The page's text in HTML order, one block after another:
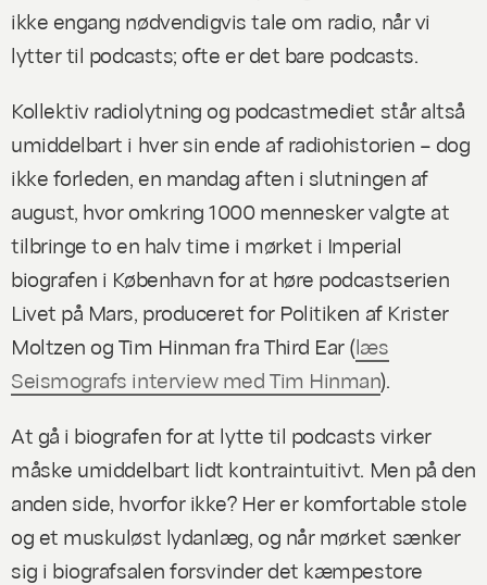
ikke engang nødvendigvis tale om radio, når vi
lytter til podcasts; ofte er det bare podcasts.
Kollektiv radiolytning og podcastmediet står altså
umiddelbart i hver sin ende af radiohistorien – dog
ikke forleden, en mandag aften i slutningen af
august, hvor omkring 1000 mennesker valgte at
tilbringe to en halv time i mørket i Imperial
biografen i København for at høre podcastserien
Livet på Mars, produceret for Politiken af Krister
Moltzen og Tim Hinman fra Third Ear (læs
Seismografs interview med Tim Hinman).
At gå i biografen for at lytte til podcasts virker
måske umiddelbart lidt kontraintuitivt. Men på den
anden side, hvorfor ikke? Her er komfortable stole
og et muskuløst lydanlæg, og når mørket sænker
sig i biografsalen forsvinder det kæmpestore